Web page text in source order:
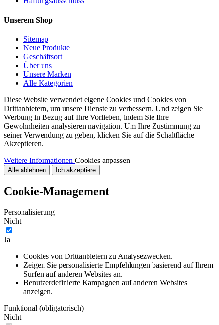
Unserem Shop
Sitemap
Neue Produkte
Geschäftsort
Über uns
Unsere Marken
Alle Kategorien
Diese Website verwendet eigene Cookies und Cookies von
Drittanbietern, um unsere Dienste zu verbessern. Und zeigen Sie
Werbung in Bezug auf Ihre Vorlieben, indem Sie Ihre
Gewohnheiten analysieren navigation. Um Ihre Zustimmung zu
seiner Verwendung zu geben, klicken Sie auf die Schaltfläche
Akzeptieren.
Weitere Informationen Cookies anpassen
Alle ablehnen Ich akzeptiere
Cookie-Management
Personalisierung
Nicht
Ja
Cookies von Drittanbietern zu Analysezwecken.
Zeigen Sie personalisierte Empfehlungen basierend auf Ihrem
Surfen auf anderen Websites an.
Benutzerdefinierte Kampagnen auf anderen Websites
anzeigen.
Funktional (obligatorisch)
Nicht